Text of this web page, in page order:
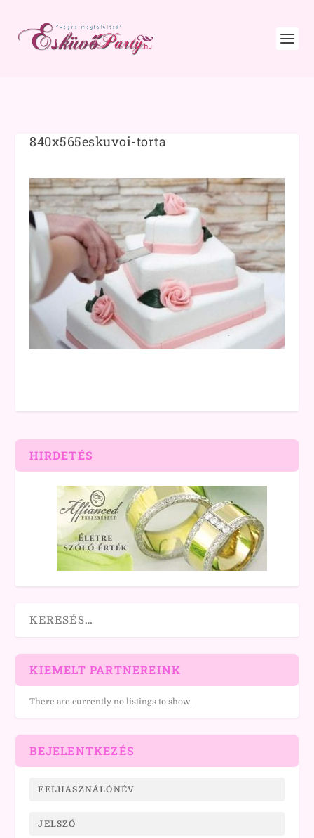
840x565eskuvoi-torta
HIRDETÉS
KIEMELT PARTNEREINK
There are currently no listings to show.
BEJELENTKEZÉS